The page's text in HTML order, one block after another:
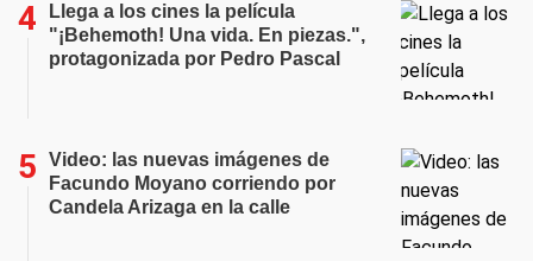
Llega a los cines la película
"¡Behemoth! Una vida. En piezas.",
protagonizada por Pedro Pascal
Video: las nuevas imágenes de
Facundo Moyano corriendo por
Candela Arizaga en la calle